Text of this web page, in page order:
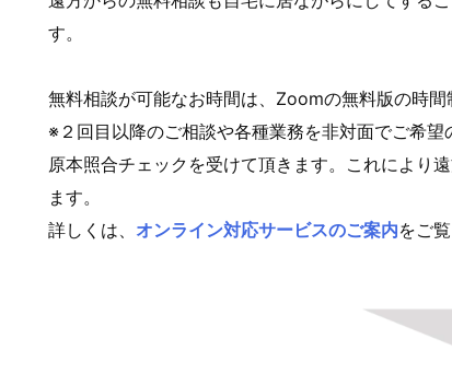
す。
無料相談が可能なお時間は、Zoomの無料版の時間
※２回目以降のご相談や各種業務を非対面でご希
原本照合チェックを受けて頂きます。これにより
ます。
詳しくは、 オンライン対応サービスのご案内をご